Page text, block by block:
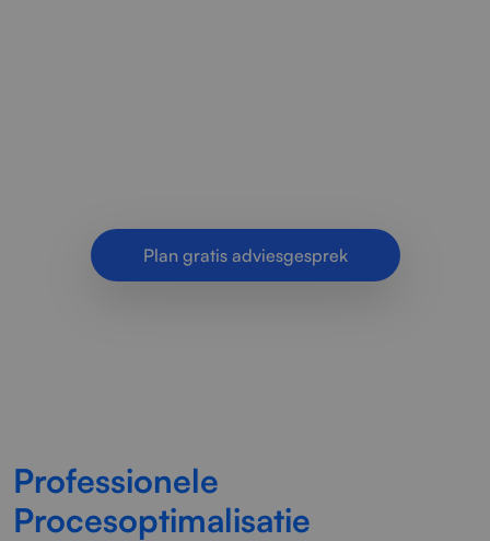
Plan gratis adviesgesprek
Professionele
Procesoptimalisatie